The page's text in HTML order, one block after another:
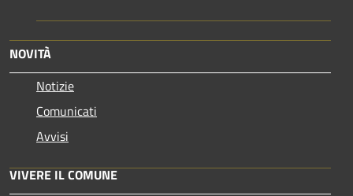
NOVITÀ
Notizie
Comunicati
Avvisi
VIVERE IL COMUNE